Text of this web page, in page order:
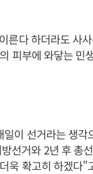
른다 하더라도 사
피부에 와닿는 민
이 선거라는 생
선거와 2년 후 총
욱 확고히 하겠다"